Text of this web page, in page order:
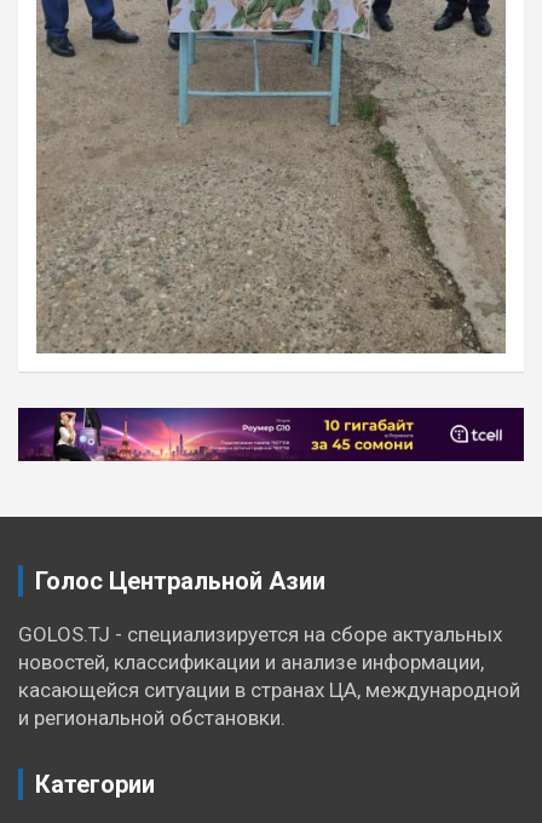
Навигация
по
Голос Центральной Азии
GOLOS.TJ - специализируется на сборе актуальных
новостей, классификации и анализе информации,
касающейся ситуации в странах ЦА, международной
и региональной обстановки.
Категории